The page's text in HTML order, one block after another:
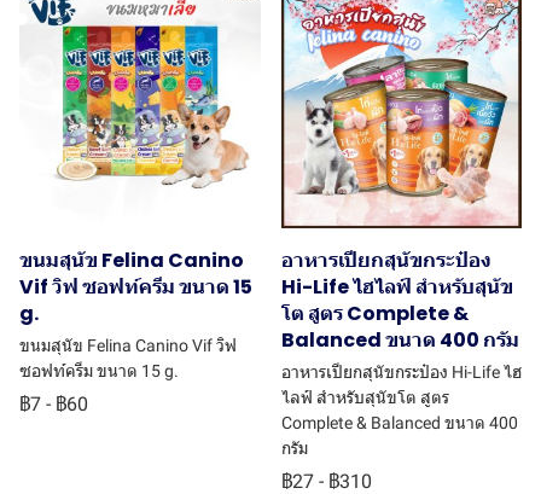
ขนมสุนัข Felina Canino
Vif วิฟ ซอฟท์ครีม ขนาด 15
g.
ขนมสุนัข Felina Canino Vif วิฟ
ซอฟท์ครีม ขนาด 15 g.
฿7 - ฿60
อาหารเปียกสุนัขกระป๋อง
Hi-Life ไฮไลฟ์ สำหรับสุนัข
โต สูตร Complete &
Balanced ขนาด 400 กรัม
อาหารเปียกสุนัขกระป๋อง Hi-Life ไฮ
ไลฟ์ สำหรับสุนัขโต สูตร
Complete & Balanced ขนาด 400
กรัม
฿27- ฿310